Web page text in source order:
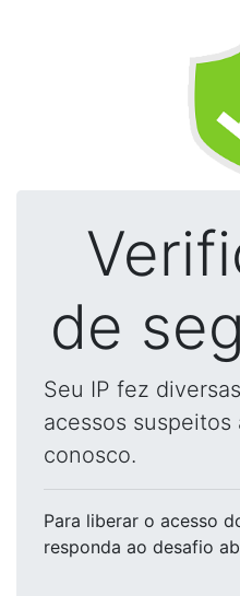
de
Seu IP fez
acessos
conosco.
Para liberar o acesso
responda ao desafio